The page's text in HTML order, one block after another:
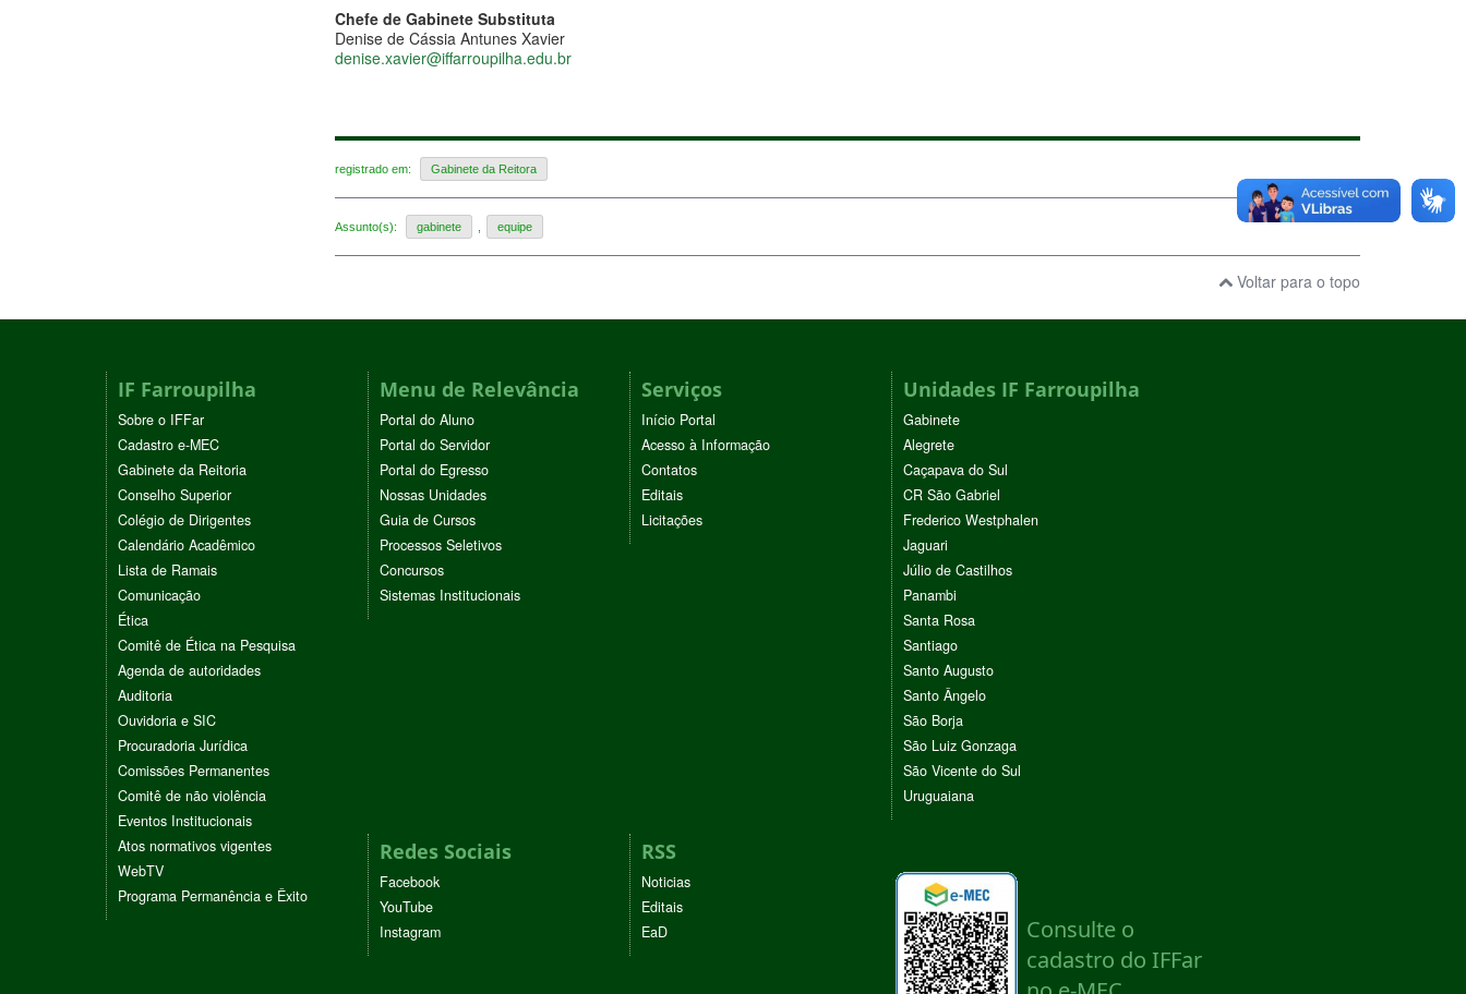
Chefe de Gabinete Substituta
Denise de Cássia Antunes Xavier
denise.xavier@iffarroupilha.edu.br
registrado em: Gabinete da Reitora
Assunto(s): gabinete equipe
Voltar para o topo
IF Farroupilha
Sobre o IFFar
Cadastro e-MEC
Gabinete da Reitoria
Conselho Superior
Colégio de Dirigentes
Calendário Acadêmico
Lista de Ramais
Comunicação
Ética
Comitê de Ética na Pesquisa
Agenda de autoridades
Auditoria
Ouvidoria e SIC
Procuradoria Jurídica
Comissões Permanentes
Comitê de não violência
Eventos Institucionais
Atos normativos vigentes
WebTV
Programa Permanência e Êxito
Menu de Relevância
Portal do Aluno
Portal do Servidor
Portal do Egresso
Nossas Unidades
Guia de Cursos
Processos Seletivos
Concursos
Sistemas Institucionais
Serviços
Início Portal
Acesso à Informação
Contatos
Editais
Licitações
Unidades IF Farroupilha
Gabinete
Alegrete
Caçapava do Sul
CR São Gabriel
Frederico Westphalen
Jaguari
Júlio de Castilhos
Panambi
Santa Rosa
Santiago
Santo Augusto
Santo Ângelo
São Borja
São Luiz Gonzaga
São Vicente do Sul
Uruguaiana
Redes Sociais
Facebook
YouTube
Instagram
RSS
Noticias
Editais
EaD